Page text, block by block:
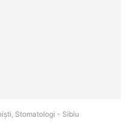
Stomatologi - Sibiu